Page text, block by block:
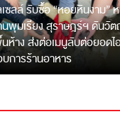
เซลล์ รับซื้อ “หอยหินงาม”
นพุมเรียง สุราษฎร์ฯ ดันวั
ห้าง ส่งต่อเมนูลับต่อยอดไ
การร้านอาหาร